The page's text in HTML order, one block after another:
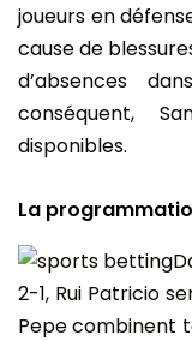
joueurs en
cause de
d’absences
conséquent,
disponibles.
La
2-1, Rui Patricio
Pepe combinent